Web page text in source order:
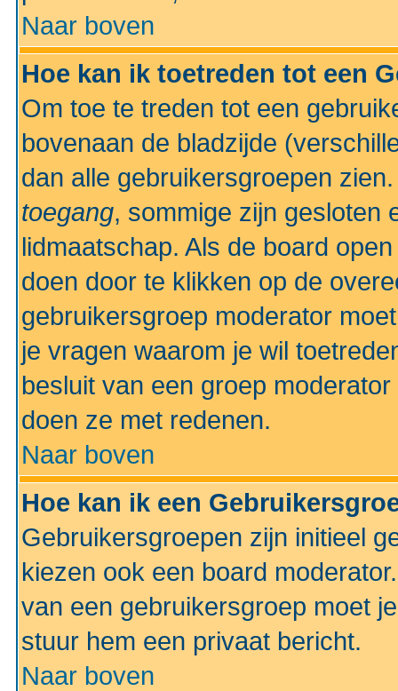
Naar boven
Hoe kan ik toetreden tot een
Om toe te treden tot een
bovenaan de bladzijde
dan alle gebruikersgroepen
toegang, sommige zijn gesloten
lidmaatschap. Als de board
doen door te klikken op de
gebruikersgroep moderator
je vragen waarom je wil
besluit van een groep
doen ze met redenen.
Naar boven
Hoe kan ik een
Gebruikersgroepen zijn initieel
kiezen ook een board
van een gebruikersgroep moet
stuur hem een privaat bericht.
Naar boven